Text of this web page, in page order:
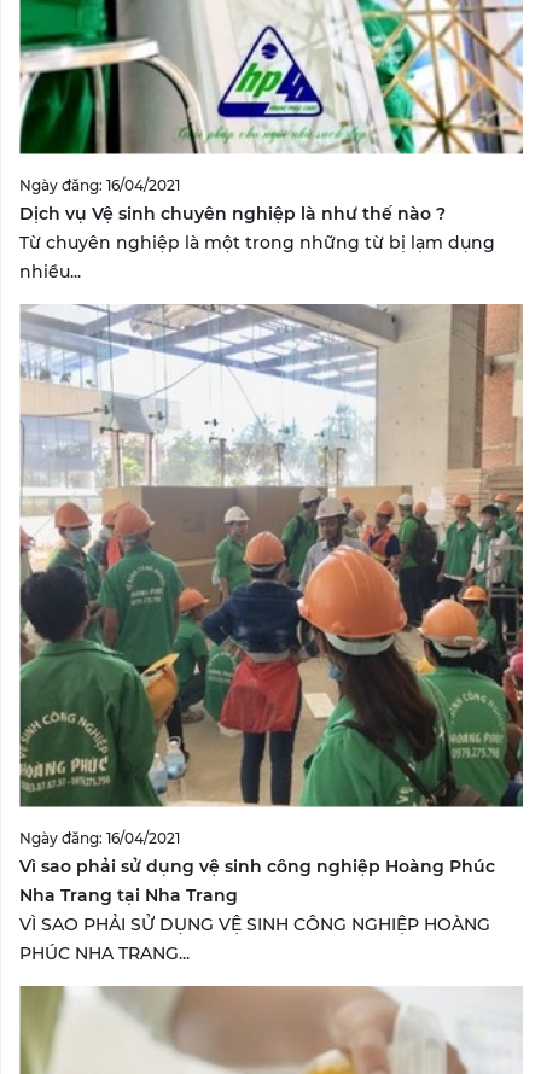
Ngày đăng: 16/04/2021
Dịch vụ Vệ sinh chuyên nghiệp là như thế nào ?
Từ chuyên nghiệp là một trong những từ bị lạm dụng
nhiều...
Ngày đăng: 16/04/2021
Vì sao phải sử dụng vệ sinh công nghiệp Hoàng Phúc
Nha Trang tại Nha Trang
VÌ SAO PHẢI SỬ DỤNG VỆ SINH CÔNG NGHIỆP HOÀNG
PHÚC NHA TRANG...